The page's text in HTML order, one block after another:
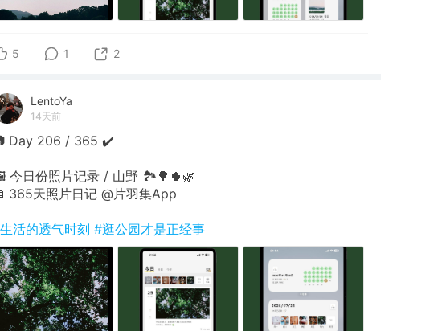
5 1 2
LentoYa
14天前
Day 206 / 365 ✔️
今日份照片记录 / 山野 🏞🌳🌵🌿
365天照片日记 @片羽集App
活的透气时刻 #逛公园才是正经事